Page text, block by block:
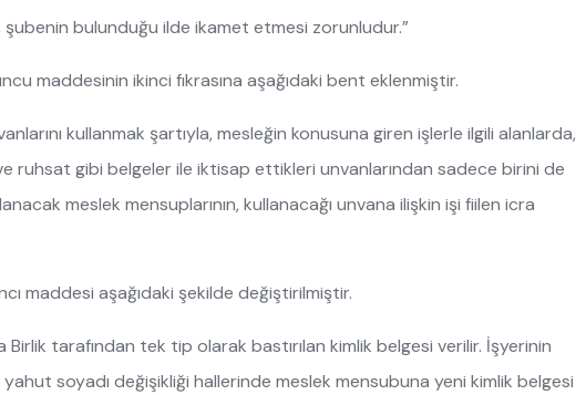
bulunduğu ilde ikamet etmesi zorunludur.”
maddesinin ikinci fıkrasına aşağıdaki bent eklenmiştir.
kullanmak şartıyla, mesleğin konusuna giren işlerle ilgili alanlarda,
ruhsat gibi belgeler ile iktisap ettikleri unvanlarından sadece birini de
meslek mensuplarının, kullanacağı unvana ilişkin işi fiilen icra
maddesi aşağıdaki şekilde değiştirilmiştir.
tarafından tek tip olarak bastırılan kimlik belgesi verilir. İşyerinin
soyadı değişikliği hallerinde meslek mensubuna yeni kimlik belgesi